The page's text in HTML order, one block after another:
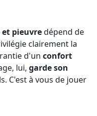
pieuvredépend de
clairement la
d'un confort
lui, garde son
C'est à vous de jouer